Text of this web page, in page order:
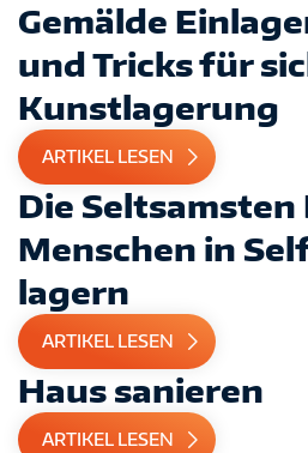
Gemälde
und Tricks für
Kunstlagerung
ARTIKEL LESEN
Die Seltsamsten
Menschen in
lagern
ARTIKEL LESEN
Haus sanieren
ARTIKEL LESEN